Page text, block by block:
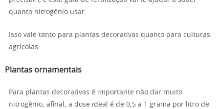
quanto nitrogênio usar.
Isso vale tanto para plantas decorativas quanto para culturas
agrícolas.
Plantas ornamentais
Para plantas decorativas é importante não dar muito
nitrogênio, afinal, a dose ideal é de 0,5 a 1 grama por litro de